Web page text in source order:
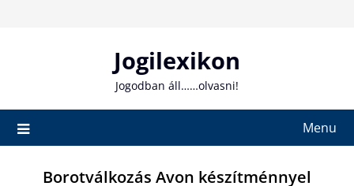
Jogilexikon
Jogodban áll……olvasni!
Menu
Borotválkozás Avon készítménnyel